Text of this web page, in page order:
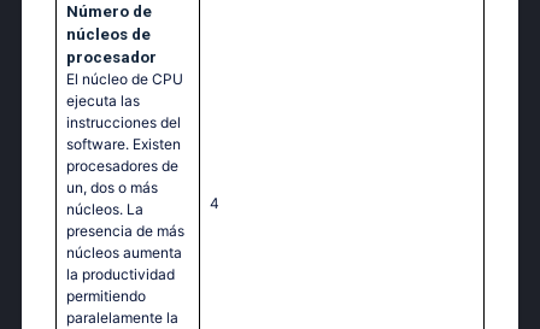
Número de
núcleos de
procesador
El núcleo de CPU
ejecuta las
instrucciones del
software. Existen
procesadores de
un, dos o más
núcleos. La
presencia de más
núcleos aumenta
la productividad
permitiendo
paralelamente la
4